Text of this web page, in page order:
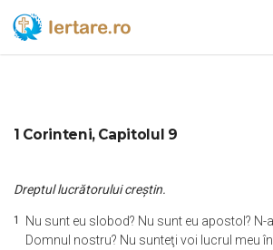
1 Corinteni, Capitolul 9
Dreptul lucrătorului creştin.
1
Nu sunt eu slobod? Nu sunt eu apostol? N-
Domnul nostru? Nu sunteţi voi lucrul meu